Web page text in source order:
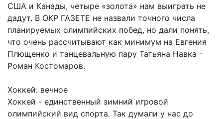
США и Канады, четыре «золота» нам выиграть не
дадут. В ОКР ГАЗЕТЕ не назвали точного числа
планируемых олимпийских побед, но дали понять,
что очень рассчитывают как минимум на Евгения
Плющенко и танцевальную пару Татьяна Навка -
Роман Костомаров.
Хоккей: вечное
Хоккей - единственный зимний игровой
олимпийский вид спорта. Так думали у нас до